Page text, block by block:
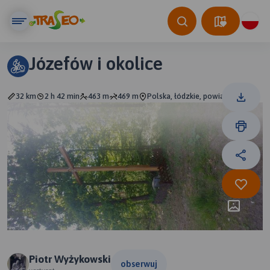
Józefów i okolice
32 km 2 h 42 min 463 m 469 m Polska, łódzkie, powiat zgierski
Piotr Wyżykowski obserwuj